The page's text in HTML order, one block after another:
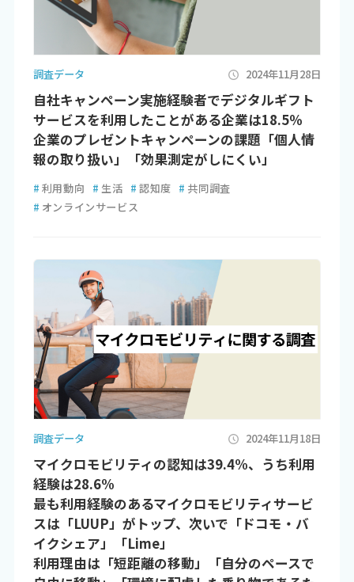
調査データ 2024年11月28日
自社キャンペーン実施経験者でデジタルギフト
サービスを利用したことがある企業は18.5％
企業のプレゼントキャンペーンの課題「個人情
報の取り扱い」「効果測定がしにくい」
# 利用動向 # 生活 # 認知度 # 共同調査
# オンラインサービス
調査データ 2024年11月18日
マイクロモビリティの認知は39.4%、うち利用
経験は28.6%
最も利用経験のあるマイクロモビリティサービ
スは「LUUP」がトップ、次いで「ドコモ・バ
イクシェア」「Lime」
利用理由は「短距離の移動」「自分のペースで